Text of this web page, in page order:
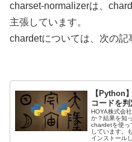
charset-normalizerは、
主張しています。
chardetについては、次の記
【Python
コードを
HOYA株式会
か？結果を知
chardetを使っ
しています。
インストール